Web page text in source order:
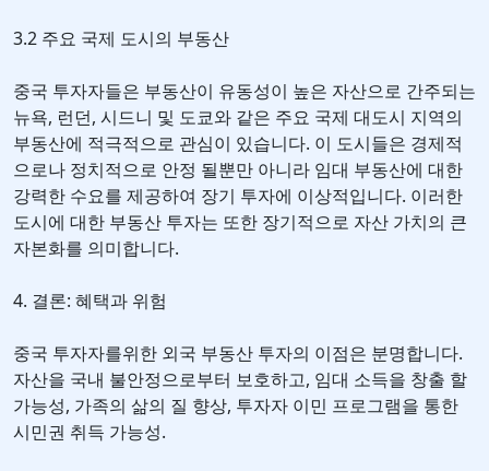
3.2 주요 국제 도시의 부동산
중국 투자자들은 부동산이 유동성이 높은 자산으로 간주되는
뉴욕, 런던, 시드니 및 도쿄와 같은 주요 국제 대도시 지역의
부동산에 적극적으로 관심이 있습니다. 이 도시들은 경제적
으로나 정치적으로 안정 될뿐만 아니라 임대 부동산에 대한
강력한 수요를 제공하여 장기 투자에 이상적입니다. 이러한
도시에 대한 부동산 투자는 또한 장기적으로 자산 가치의 큰
자본화를 의미합니다.
4. 결론: 혜택과 위험
중국 투자자를위한 외국 부동산 투자의 이점은 분명합니다.
자산을 국내 불안정으로부터 보호하고, 임대 소득을 창출 할
가능성, 가족의 삶의 질 향상, 투자자 이민 프로그램을 통한
시민권 취득 가능성.